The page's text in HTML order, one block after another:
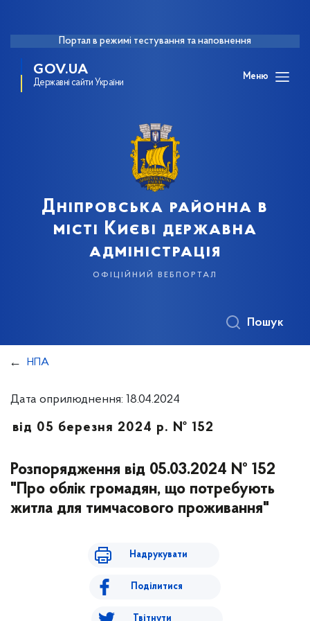
Портал в режимі тестування та наповнення
GOV.UA
Державні сайти України
Меню
Дніпровська районна в
місті Києві державна
адміністрація
офіційний вебпортал
Пошук
НПА
Дата оприлюднення: 18.04.2024
від 05 березня 2024 р. № 152
Розпорядження від 05.03.2024 № 152
"Про облік громадян, що потребують
житла для тимчасового проживання"
Надрукувати
Поділитися
Твітнути